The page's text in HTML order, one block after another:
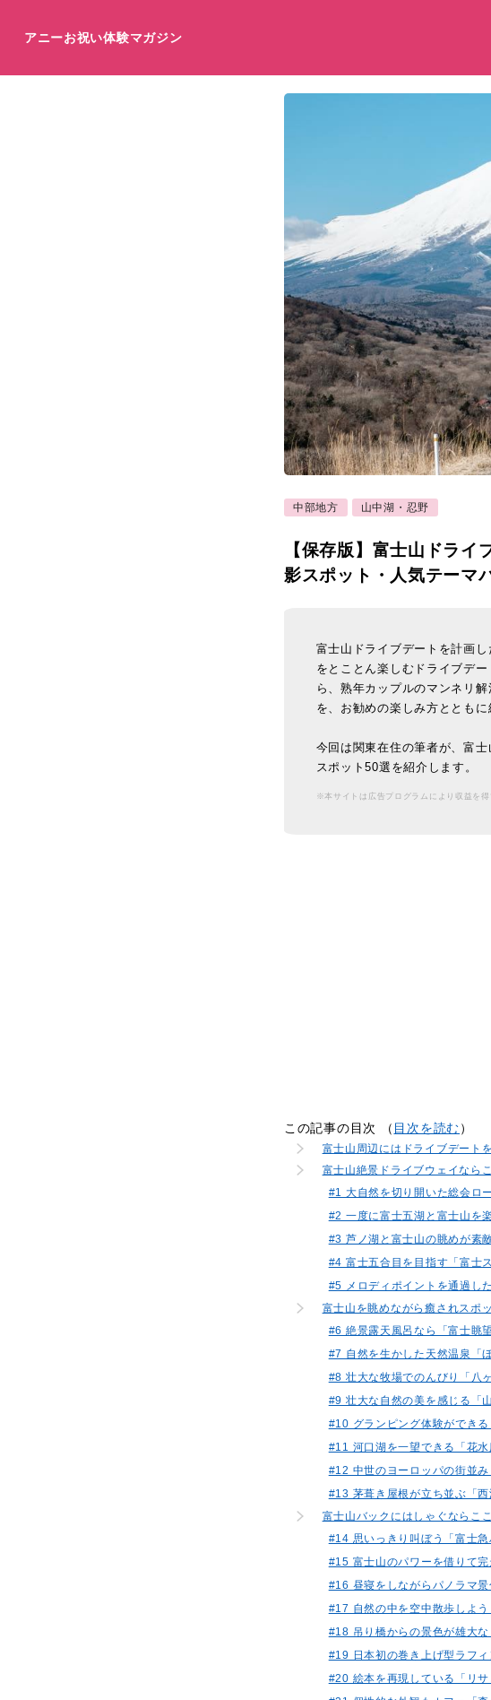
アニーお祝い体験マガジン
中部地方 山中湖・忍野
【保存版】富士山ドラ
影スポット・人気テーマ
富士山ドライブデートを計画
をとことん楽しむドライブデ
ら、熟年カップルのマンネリ
を、お勧めの楽しみ方とともに
今回は関東在住の筆者が、富
スポット50選を紹介します。
※本サイトは広告プログラムにより収益を得
この記事の目次 （ 目次を読む ）
富士山周辺にはドライブデート
富士山絶景ドライブウェイならこ
#1 大自然を切り開いた総会ロ
#2 一度に富士五湖と富士山を
#3 芦ノ湖と富士山の眺めが素
#4 富士五合目を目指す「富士
#5 メロディポイントを通過し
富士山を眺めながら癒されスポ
#6 絶景露天風呂なら「富士眺
#7 自然を生かした天然温泉「
#8 壮大な牧場でのんびり「八
#9 壮大な自然の美を感じる「
#10 グランピング体験ができる
#11 河口湖を一望できる「花水
#12 中世のヨーロッパの街並み
#13 茅葺き屋根が立ち並ぶ「西
富士山バックにはしゃぐならここ
#14 思いっきり叫ぼう「富士急
#15 富士山のパワーを借りて
#16 昼寝をしながらパノラマ
#17 自然の中を空中散歩しよう
#18 吊り橋からの景色が雄大な
#19 日本初の巻き上げ型ラフィ
#20 絵本を再現している「リサ